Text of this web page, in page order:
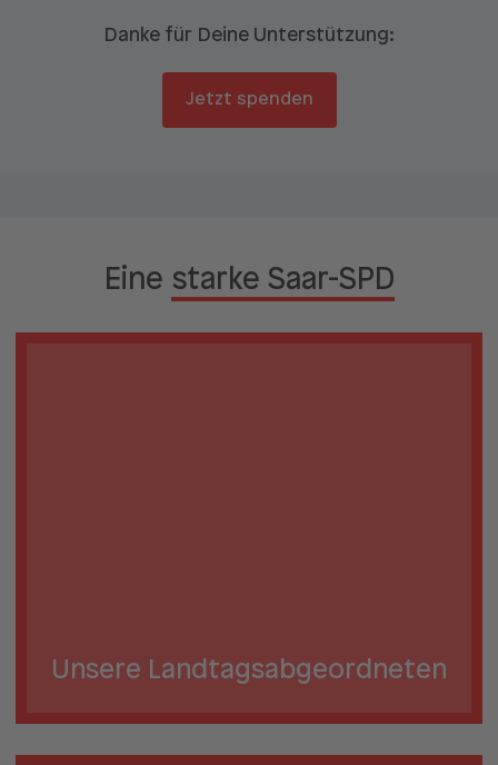
Danke für Deine Unterstützung:
Jetzt spenden
Eine starke Saar-SPD
Unsere Landtags­abgeordneten